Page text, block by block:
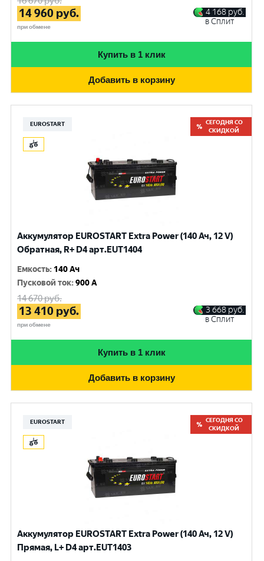
14 960 руб.
при обмене
4 168 руб.
в Сплит
Купить в 1 клик
Добавить в корзину
EUROSTART
СЕГОДНЯ СО
СКИДКОЙ
Аккумулятор EUROSTART Extra Power (140 Ач, 12 V)
Обратная, R+ D4 арт.EUT1404
Емкость: 140 Ач
Пусковой ток:900 A
14 670руб.
13 410 руб.
при обмене
3 668 руб.
в Сплит
Купить в 1 клик
Добавить в корзину
EUROSTART
СЕГОДНЯ СО
СКИДКОЙ
Аккумулятор EUROSTART Extra Power (140 Ач, 12 V)
Прямая, L+ D4 арт.EUT1403